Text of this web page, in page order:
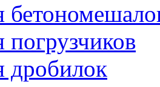
погрузчиков
дробилок